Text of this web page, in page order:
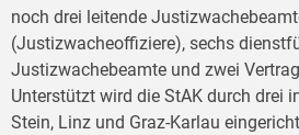
noch drei leitende
(Justizwacheoffiziere), sechs
Justizwachebeamte und zwei
Unterstützt wird die StAK durch drei
Stein, Linz und Graz-Karlau